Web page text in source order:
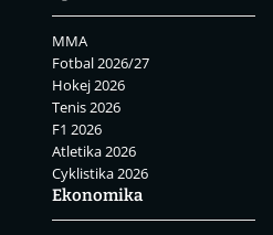
MMA
Fotbal 2026/27
Hokej 2026
Tenis 2026
F1 2026
Atletika 2026
Cyklistika 2026
Ekonomika